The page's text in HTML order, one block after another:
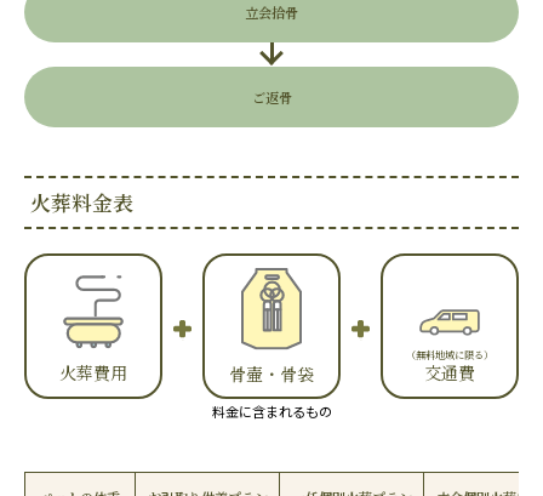
立会拾骨
ご返骨
火葬料金表
火葬費用 骨壷・骨袋
（無料地域に限る）
交通費
料金に含まれるもの